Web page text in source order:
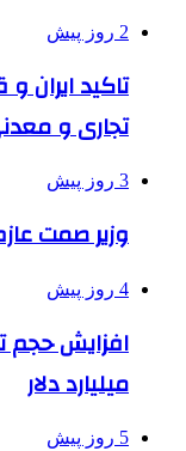
2 روز پیش
تاکید
تجاری و
3 روز پیش
وزیر صمت
4 روز پیش
میلیارد دلار
5 روز پیش